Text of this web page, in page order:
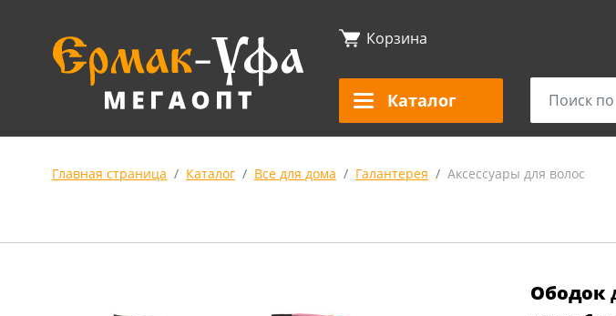
Корзина
Каталог
Главная страница Каталог Все для дома Галантерея Аксессуары для волос
Ободок